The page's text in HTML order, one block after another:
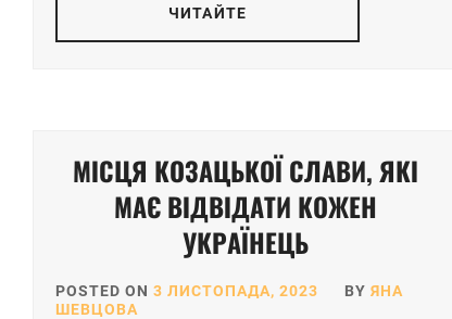
ЧИТАЙТЕ
МІСЦЯ КОЗАЦЬКОЇ СЛАВИ, ЯКІ
МАЄ ВІДВІДАТИ КОЖЕН
УКРАЇНЕЦЬ
POSTED ON 3 ЛИСТОПАДА, 2023 BY ЯНА
ШЕВЦОВА